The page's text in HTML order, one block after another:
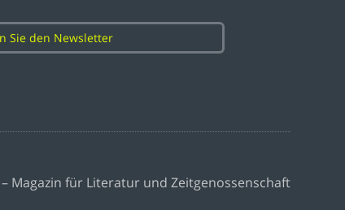
Sie den Newsletter
Magazin für Literatur und Zeitgenossenschaft